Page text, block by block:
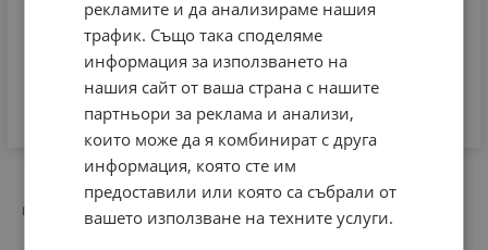
TTS-L312N-200 Стойка за
Телевизор 14-42", с 2
подвижни рамена, до 30кг
Универсална стойка One
Plus NE5146
3.83 € / 7.49
рекламите и да анализираме нашия
трафик. Също така споделяме
информация за използването на
нашия сайт от ваша страна с нашите
партньори за реклама и анализи,
които може да я комбинират с друга
информация, която сте им
предоставили или която са събрали от
вашето използване на техните услуги.